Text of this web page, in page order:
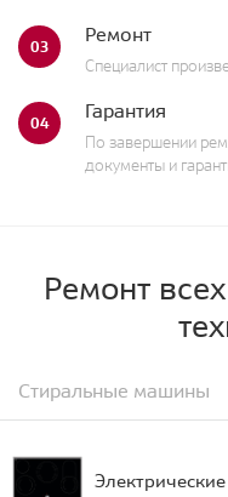
03 Ремонт
Специалист
04 Гарантия
По завершении
документы и
Ремонт
Стиральные машины